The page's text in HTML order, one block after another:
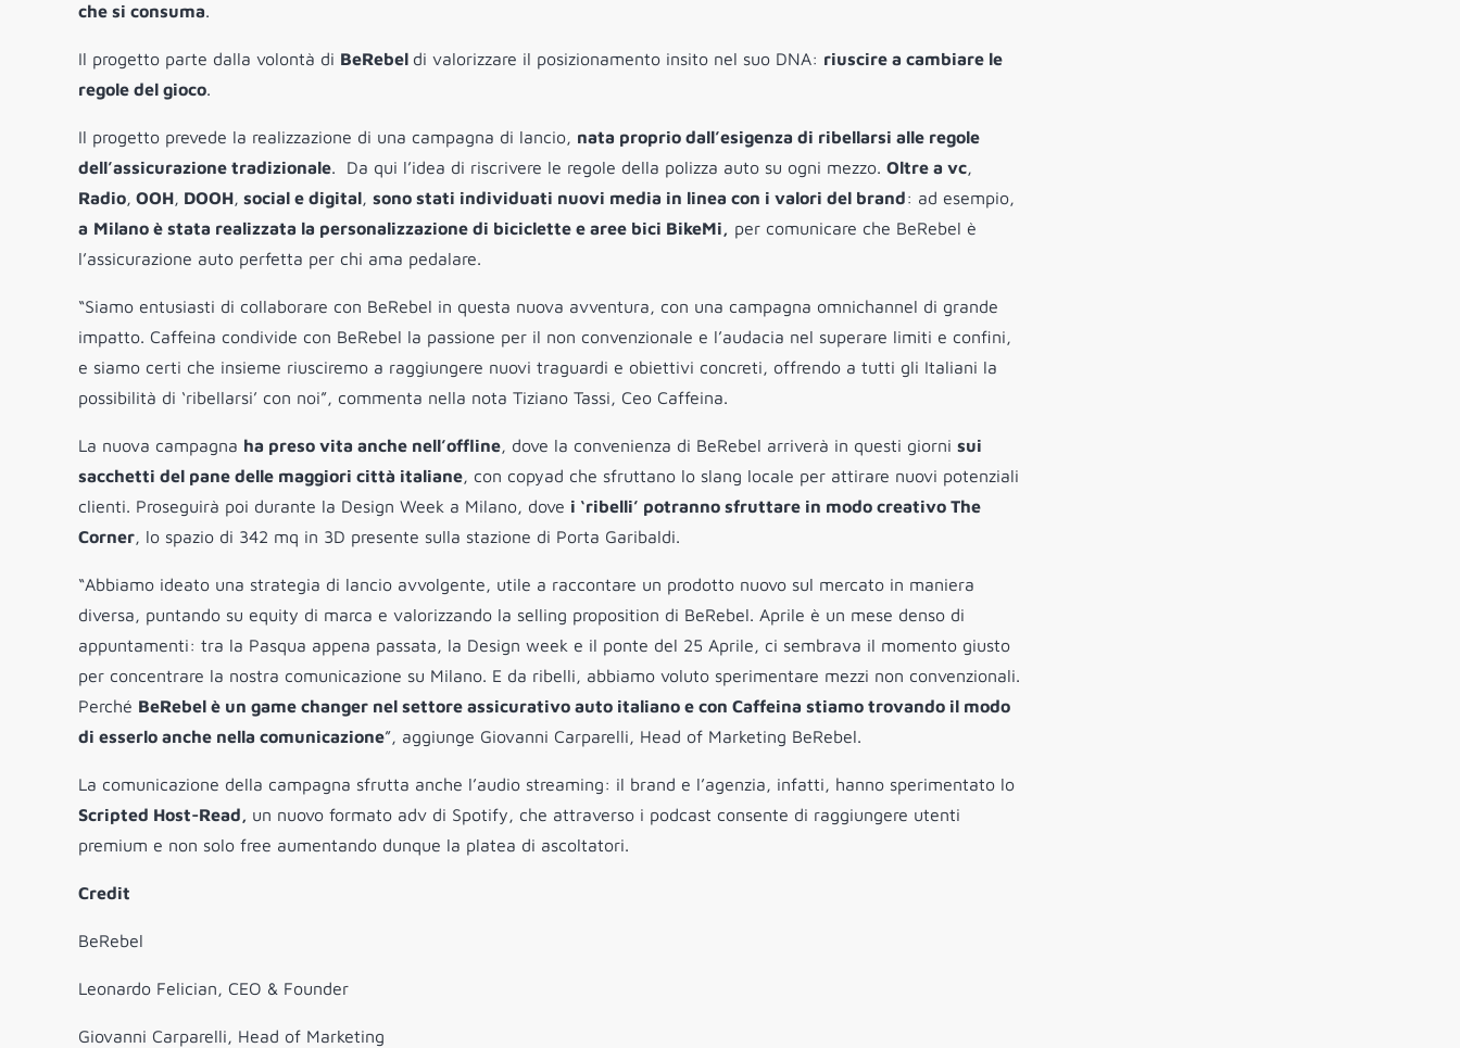
che si consuma.
Il progetto parte dalla volontà di BeRebel di valorizzare il posizionamento insito nel suo DNA: riuscire a cambiare le
regole del gioco.
Il progetto prevede la realizzazione di una campagna di lancio, nata proprio dall’esigenza di ribellarsi alle regole
dell’assicurazione tradizionale. Da qui l’idea di riscrivere le regole della polizza auto su ogni mezzo. Oltre a vc,
Radio, OOH, DOOH, social e digital, sono stati individuati nuovi media in linea con i valori del brand: ad esempio,
a Milano è stata realizzata la personalizzazione di biciclette e aree bici BikeMi, per comunicare che BeRebel è
l’assicurazione auto perfetta per chi ama pedalare.
“Siamo entusiasti di collaborare con BeRebel in questa nuova avventura, con una campagna omnichannel di grande
impatto. Caffeina condivide con BeRebel la passione per il non convenzionale e l’audacia nel superare limiti e confini,
e siamo certi che insieme riusciremo a raggiungere nuovi traguardi e obiettivi concreti, offrendo a tutti gli Italiani la
possibilità di ‘ribellarsi’ con noi”, commenta nella nota Tiziano Tassi, Ceo Caffeina.
La nuova campagna ha preso vita anche nell’offline, dove la convenienza di BeRebel arriverà in questi giorni sui
sacchetti del pane delle maggiori città italiane, con copyad che sfruttano lo slang locale per attirare nuovi potenziali
clienti. Proseguirà poi durante la Design Week a Milano, dove i ‘ribelli’ potranno sfruttare in modo creativo The
Corner, lo spazio di 342 mq in 3D presente sulla stazione di Porta Garibaldi.
“Abbiamo ideato una strategia di lancio avvolgente, utile a raccontare un prodotto nuovo sul mercato in maniera
diversa, puntando su equity di marca e valorizzando la selling proposition di BeRebel. Aprile è un mese denso di
appuntamenti: tra la Pasqua appena passata, la Design week e il ponte del 25 Aprile, ci sembrava il momento giusto
per concentrare la nostra comunicazione su Milano. E da ribelli, abbiamo voluto sperimentare mezzi non convenzionali.
Perché BeRebel è un game changer nel settore assicurativo auto italiano e con Caffeina stiamo trovando il modo
di esserlo anche nella comunicazione”, aggiunge Giovanni Carparelli, Head of Marketing BeRebel.
La comunicazione della campagna sfrutta anche l’audio streaming: il brand e l’agenzia, infatti, hanno sperimentato lo
Scripted Host-Read, un nuovo formato adv di Spotify, che attraverso i podcast consente di raggiungere utenti
premium e non solo free aumentando dunque la platea di ascoltatori.
Credit
BeRebel
Leonardo Felician, CEO & Founder
Giovanni Carparelli, Head of Marketing